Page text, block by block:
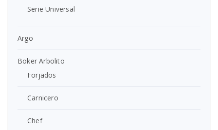
Serie Universal
Argo
Boker Arbolito
Forjados
Carnicero
Chef